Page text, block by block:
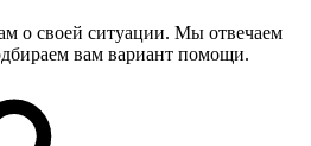
о своей ситуации. Мы отвечаем
вам вариант помощи.